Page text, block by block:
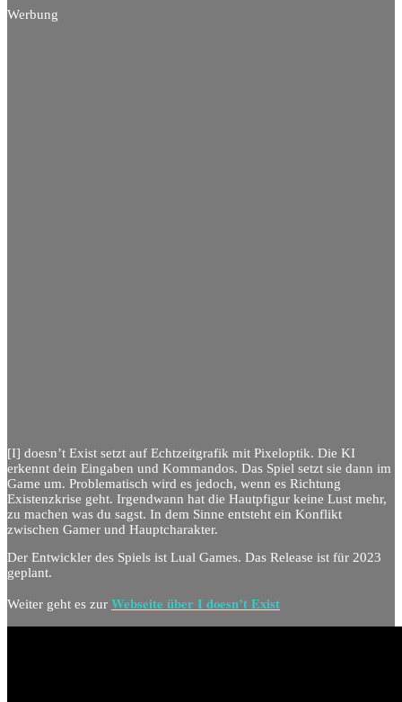
Werbung
[I] doesn’t Exist setzt auf Echtzeitgrafik mit Pixeloptik. Die KI
erkennt dein Eingaben und Kommandos. Das Spiel setzt sie dann im
Game um. Problematisch wird es jedoch, wenn es Richtung
Existenzkrise geht. Irgendwann hat die Hautpfigur keine Lust mehr,
zu machen was du sagst. In dem Sinne entsteht ein Konflikt
zwischen Gamer und Hauptcharakter.
Der Entwickler des Spiels ist Lual Games. Das Release ist für 2023
geplant.
Weiter geht es zur Webseite über I doesn’t Exist